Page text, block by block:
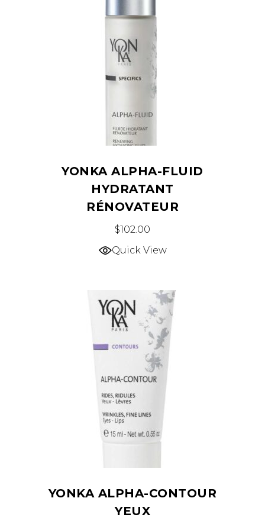
YONKA ALPHA-FLUID
HYDRATANT
RÉNOVATEUR
$102.00
Quick View
YONKA ALPHA-CONTOUR
YEUX